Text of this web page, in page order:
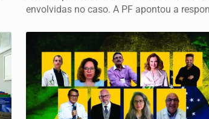
envolvidas no caso. A PF apontou a